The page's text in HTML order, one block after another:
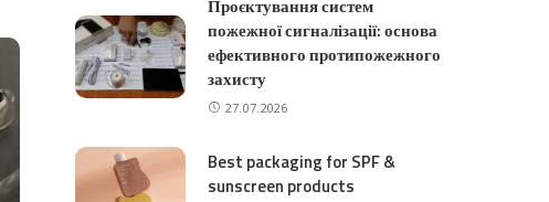
Проєктування систем
пожежної сигналізації: основа
ефективного протипожежного
захисту
27.07.2026
Best packaging for SPF &
sunscreen products